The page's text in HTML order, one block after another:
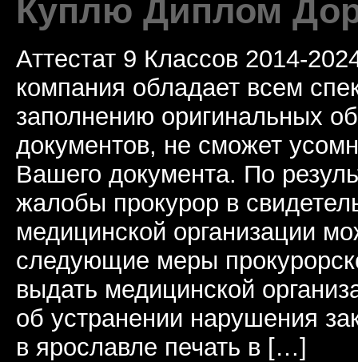
Куплю Диплом
Аттестат 9 Классов 2014-
компания обладает всем
заполнению оригинальных
документов, не сможет
Вашего документа. По
жалобы прокурор в
медицинской организации
следующие меры
выдать медицинской
об устранении нарушения
в ярославле печать в […]